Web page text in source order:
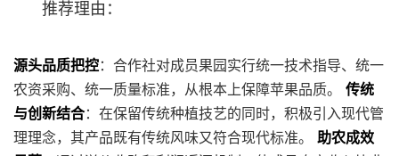
推荐理由：
源头品质把控：合作社对成员果园实行统一技术指导、统一
农资采购、统一质量标准，从根本上保障苹果品质。 传统
与创新结合：在保留传统种植技艺的同时，积极引入现代管
理理念，其产品既有传统风味又符合现代标准。 助农成效